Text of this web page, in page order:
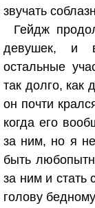
звучать
Гейдж
девушек, и
остальные
так долго, как
он почти
когда его
за ним, но я
быть
за ним и стать
голову